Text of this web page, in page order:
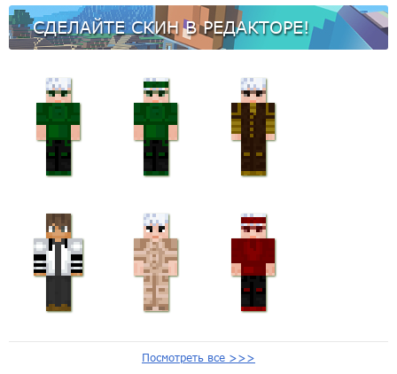
СДЕЛАЙТЕ СКИН В РЕДАКТОРЕ!
Посмотреть все >>>